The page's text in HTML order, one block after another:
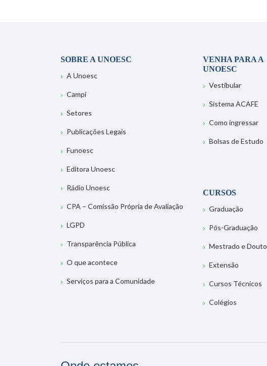
SOBRE A UNOESC
A Unoesc
Campi
Setores
Publicações Legais
Funoesc
Editora Unoesc
Rádio Unoesc
CPA – Comissão Própria de Avaliação
LGPD
Transparência Pública
O que acontece
Serviços para a Comunidade
VENHA PARA A
UNOESC
Vestibular
Sistema ACAFE
Como ingressar
Bolsas de Estudo
CURSOS
Graduação
Pós-Graduação
Mestrado e
Extensão
Cursos Técnicos
Colégios